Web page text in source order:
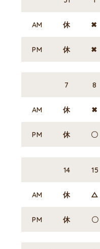
AM 休 ✖
PM 休 ✖
7 8
AM 休 ✖
PM 休 〇
14 15
AM 休 △
PM 休 〇